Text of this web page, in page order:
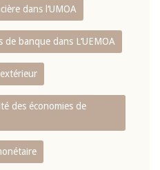
dans l‘UMOA
banque dans L‘UEMOA
des économies de